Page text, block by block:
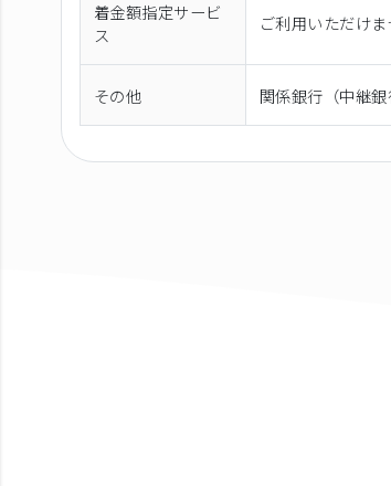
着金額指定サービ
ス
ご利用いただけ
その他 関係銀行（中継